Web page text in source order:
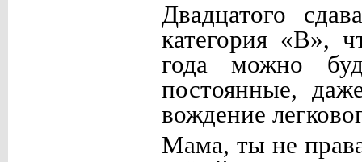
Двадцатого
категория «B»,
года можно
постоянные,
вождение
Мама, ты не